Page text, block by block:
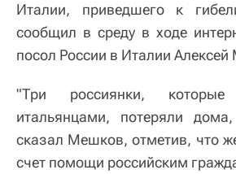
Италии, приведшего к
сообщил в среду в ходе
посол России в Италии
"Три россиянки,
итальянцами, потеряли
сказал Мешков, отметив, что
счет помощи российским